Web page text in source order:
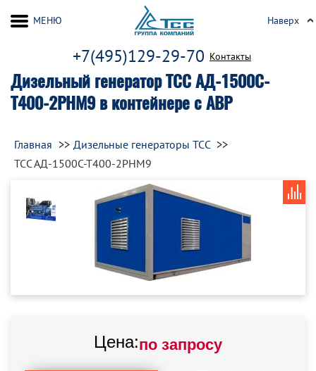
Дизельный генератор ТСС АД-1500С-
Т400-2РНМ9 в контейнере с АВР
+7(495)129-29-70 Контакты
МЕНЮ Наверх
Главная
Дизельные генераторы ТСС
ТСС АД-1500С-Т400-2РНМ9
Цена:по запросу